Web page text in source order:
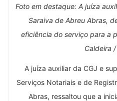
Foto em destaque: A juíza
Saraiva de Abreu Abras,
eficiência do serviço para a
Caldeira
A juíza auxiliar da CGJ e
Serviços Notariais e de
Abras, ressaltou que a